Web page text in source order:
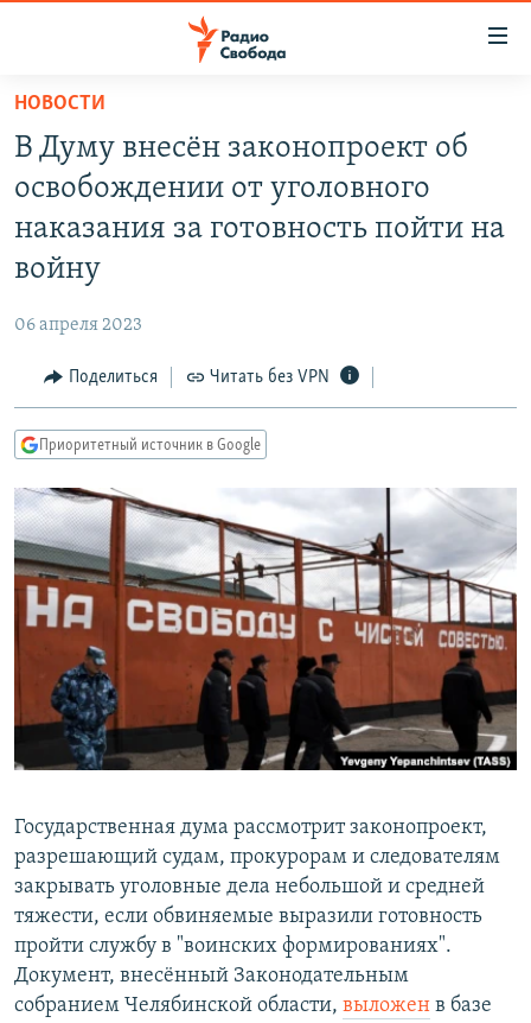
упрощенного
доступа
Вернуться
основному
содержанию
Вернутся
навигации
Вернутся
ПОДКАСТЫ
ЦИТАТЫ СВОБОДЫ
КУЛЬТУРА
IDEL.РЕАЛИИ
КАВКАЗ.РЕАЛИИ
СИБИРЬ.РЕАЛИИ
РАСПИСАНИЕ ВЕЩАНИЯ
ПОДПИШИТЕСЬ НА РАССЫЛКУ
СОЦИАЛЬНЫЕ СЕТИ
Все сайты РСЕ/РС
НОВОСТИ
В Думу внесён законопроект об
освобождении от уголовного
наказания за готовность пойти на
войну
06 апреля 2023
Поделиться Читать без VPN
Приоритетный источник в Google
Государственная дума рассмотрит законопроект,
разрешающий судам, прокурорам и следователям
закрывать уголовные дела небольшой и средней
тяжести, если обвиняемые выразили готовность
пройти службу в "воинских формированиях".
Документ, внесённый Законодательным
собранием Челябинской области, выложен в базе